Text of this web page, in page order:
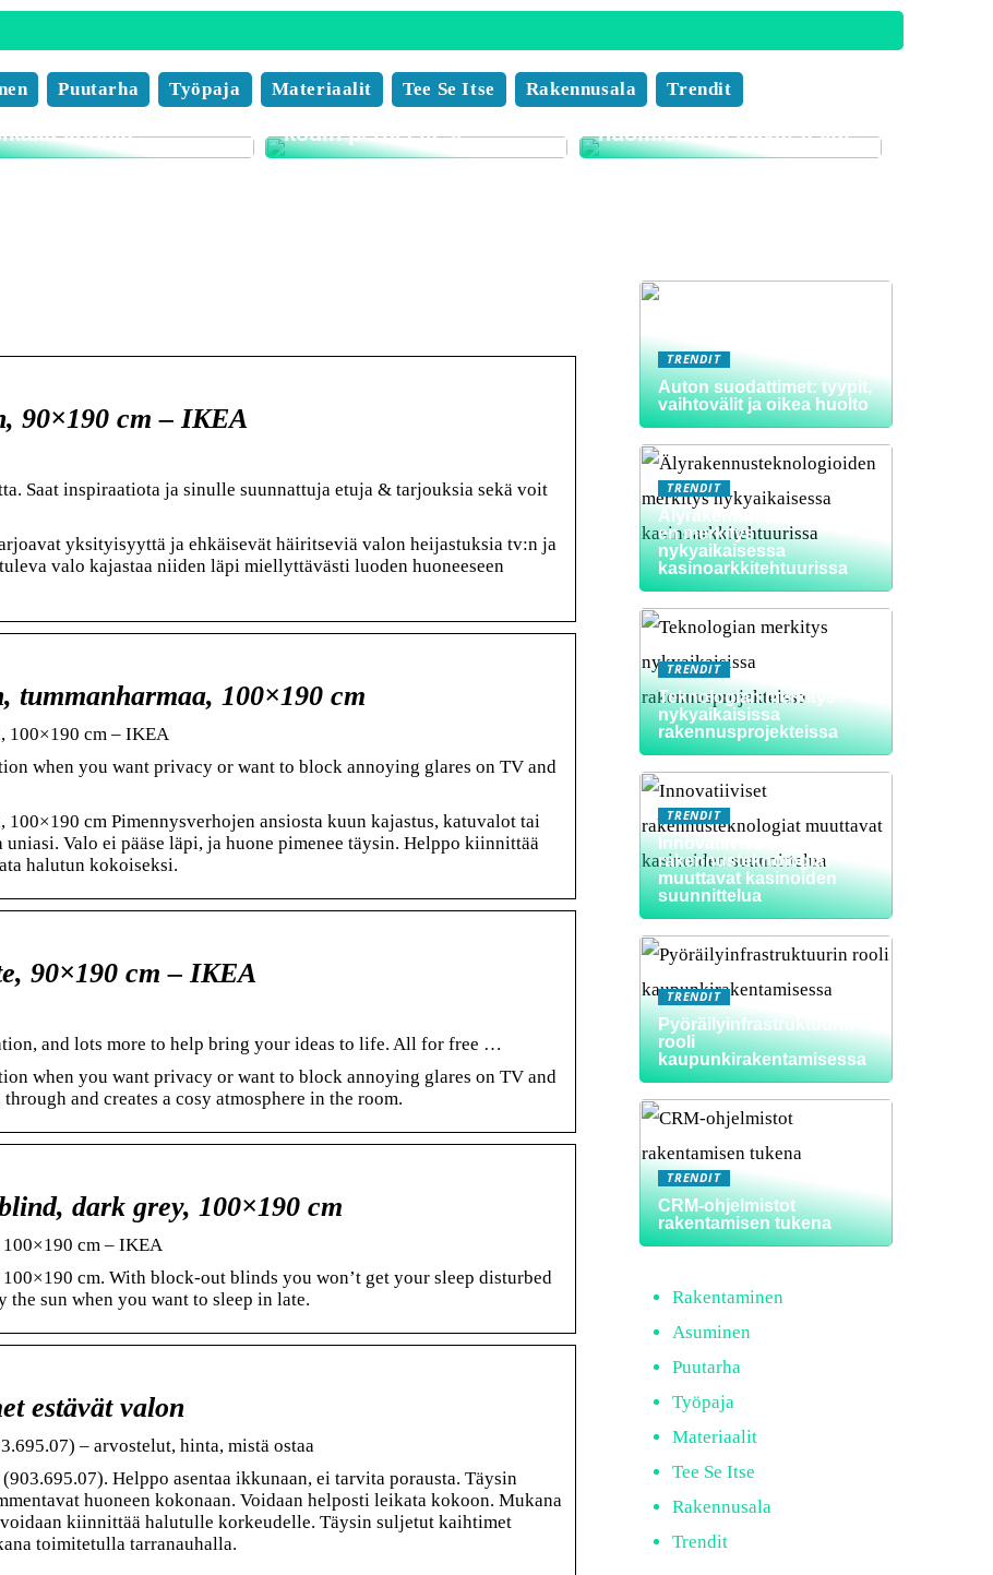
Puutarha Työpaja Materiaalit Tee Se Itse Rakennusala Trendit
pelaaminen on
missä
milloin tahansa
Näin löydät unelmiesi
kodin perheellesi
Muuttofirman valinnan
edut ja tärkeät
huomioonotettavat asiat
90×190 cm – IKEA
Saat inspiraatiota ja sinulle suunnattuja etuja & tarjouksia sekä voit
yksityisyyttä ja ehkäisevät häiritseviä valon heijastuksia tv:n ja
valo kajastaa niiden läpi miellyttävästi luoden huoneeseen
tummanharmaa, 100×190 cm
100×190 cm – IKEA
when you want privacy or want to block annoying glares on TV and
100×190 cm Pimennysverhojen ansiosta kuun kajastus, katuvalot tai
Valo ei pääse läpi, ja huone pimenee täysin. Helppo kiinnittää
halutun kokoiseksi.
90×190 cm – IKEA
and lots more to help bring your ideas to life. All for free …
when you want privacy or want to block annoying glares on TV and
and creates a cosy atmosphere in the room.
dark grey, 100×190 cm
cm – IKEA
cm. With block-out blinds you won’t get your sleep disturbed
sun when you want to sleep in late.
estävät valon
– arvostelut, hinta, mistä ostaa
Helppo asentaa ikkunaan, ei tarvita porausta. Täysin
huoneen kokonaan. Voidaan helposti leikata kokoon. Mukana
kiinnittää halutulle korkeudelle. Täysin suljetut kaihtimet
toimitetulla tarranauhalla.
TRENDIT
Auton suodattimet: tyypit,
vaihtovälit ja oikea huolto
TRENDIT
Älyrakennusteknologioid
en merkitys
nykyaikaisessa
kasinoarkkitehtuurissa
TRENDIT
Teknologian merkitys
nykyaikaisissa
rakennusprojekteissa
TRENDIT
Innovatiiviset
rakennusteknologiat
muuttavat kasinoiden
suunnittelua
TRENDIT
Pyöräilyinfrastruktuurin
rooli
kaupunkirakentamisessa
TRENDIT
CRM-ohjelmistot
rakentamisen tukena
Rakentaminen
Asuminen
Puutarha
Työpaja
Materiaalit
Tee Se Itse
Rakennusala
Trendit